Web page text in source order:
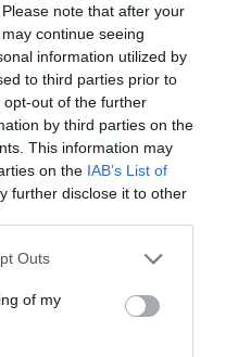
note that after your
continue seeing
information utilized by
to third parties prior to
out of the further
by third parties on the
This information may
on the IAB’s List of
further disclose it to other
one or more Google
You may click to
its third-party tags to
in below Google
Outs
of my